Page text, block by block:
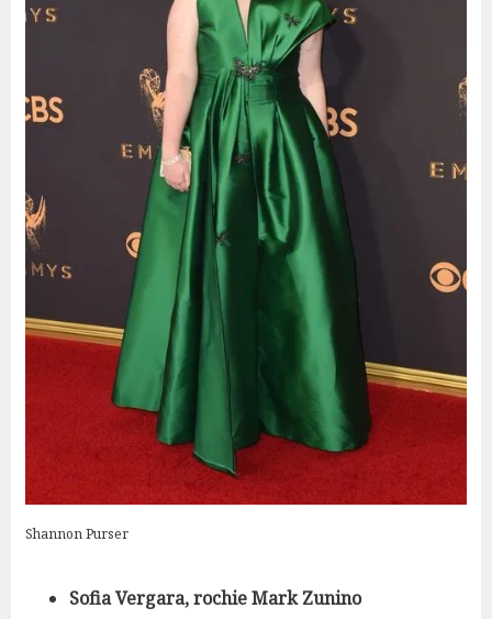
Shannon Purser
Sofia Vergara, rochie Mark Zunino